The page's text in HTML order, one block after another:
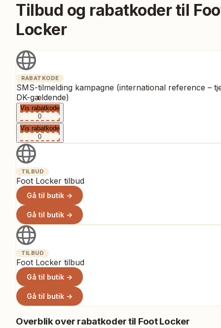
Tilbud og rabatkoder til
Locker
RABATKODE
SMS-tilmelding kampagne (international reference –
DK-gældende)
Vis rabatkode
0
Vis rabatkode
0
TILBUD
Foot Locker tilbud
Gå til butik →
Gå til butik →
TILBUD
Foot Locker tilbud
Gå til butik →
Gå til butik →
Overblik over rabatkoder til Foot Locker